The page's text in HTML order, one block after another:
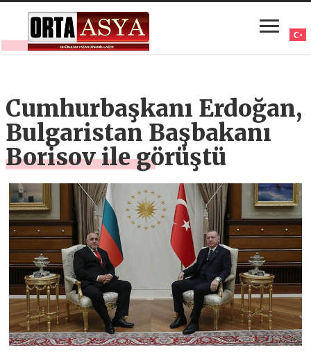
Cumhurbaşkanı Erdoğan,
Bulgaristan Başbakanı
Borisov ile görüştü